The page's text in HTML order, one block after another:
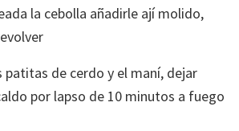
la cebolla añadirle ají molido,
patitas de cerdo y el maní, dejar
por lapso de 10 minutos a fuego